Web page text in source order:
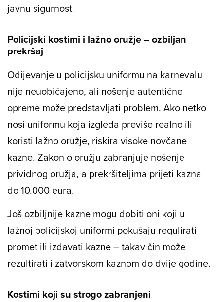
javnu sigurnost.
Policijski kostimi i lažno oružje – ozbiljan
prekršaj
Odijevanje u policijsku uniformu na karnevalu
nije neuobičajeno, ali nošenje autentične
opreme može predstavljati problem. Ako netko
nosi uniformu koja izgleda previše realno ili
koristi lažno oružje, riskira visoke novčane
kazne. Zakon o oružju zabranjuje nošenje
prividnog oružja, a prekršiteljima prijeti kazna
do 10.000 eura.
Još ozbiljnije kazne mogu dobiti oni koji u
lažnoj policijskoj uniformi pokušaju regulirati
promet ili izdavati kazne – takav čin može
rezultirati i zatvorskom kaznom do dvije godine.
Kostimi koji su strogo zabranjeni